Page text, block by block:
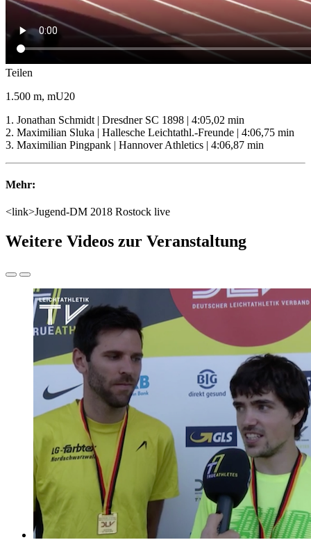
Teilen
1.500 m, mU20
1. Jonathan Schmidt | Dresdner SC 1898 | 4:05,02 min
2. Maximilian Sluka | Hallesche Leichtathl.-Freunde | 4:06,75 min
3. Maximilian Pingpank | Hannover Athletics | 4:06,87 min
Mehr:
<link>Jugend-DM 2018 Rostock live
Weitere Videos zur Veranstaltung